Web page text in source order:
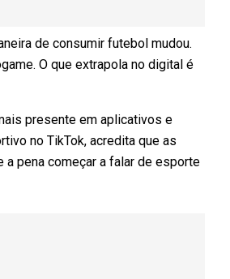
de consumir futebol mudou.
O que extrapola no digital é
presente em aplicativos e
no TikTok, acredita que as
pena começar a falar de esporte